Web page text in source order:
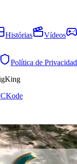
Histórias Vídeos
Política de